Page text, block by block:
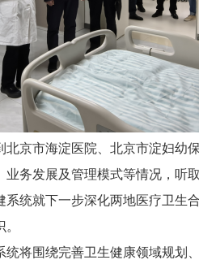
市海淀医院、北京市淀妇幼保
业务发展及管理模式等情况，听
就下一步深化两地医疗卫生合
围绕完善卫生健康领域规划、